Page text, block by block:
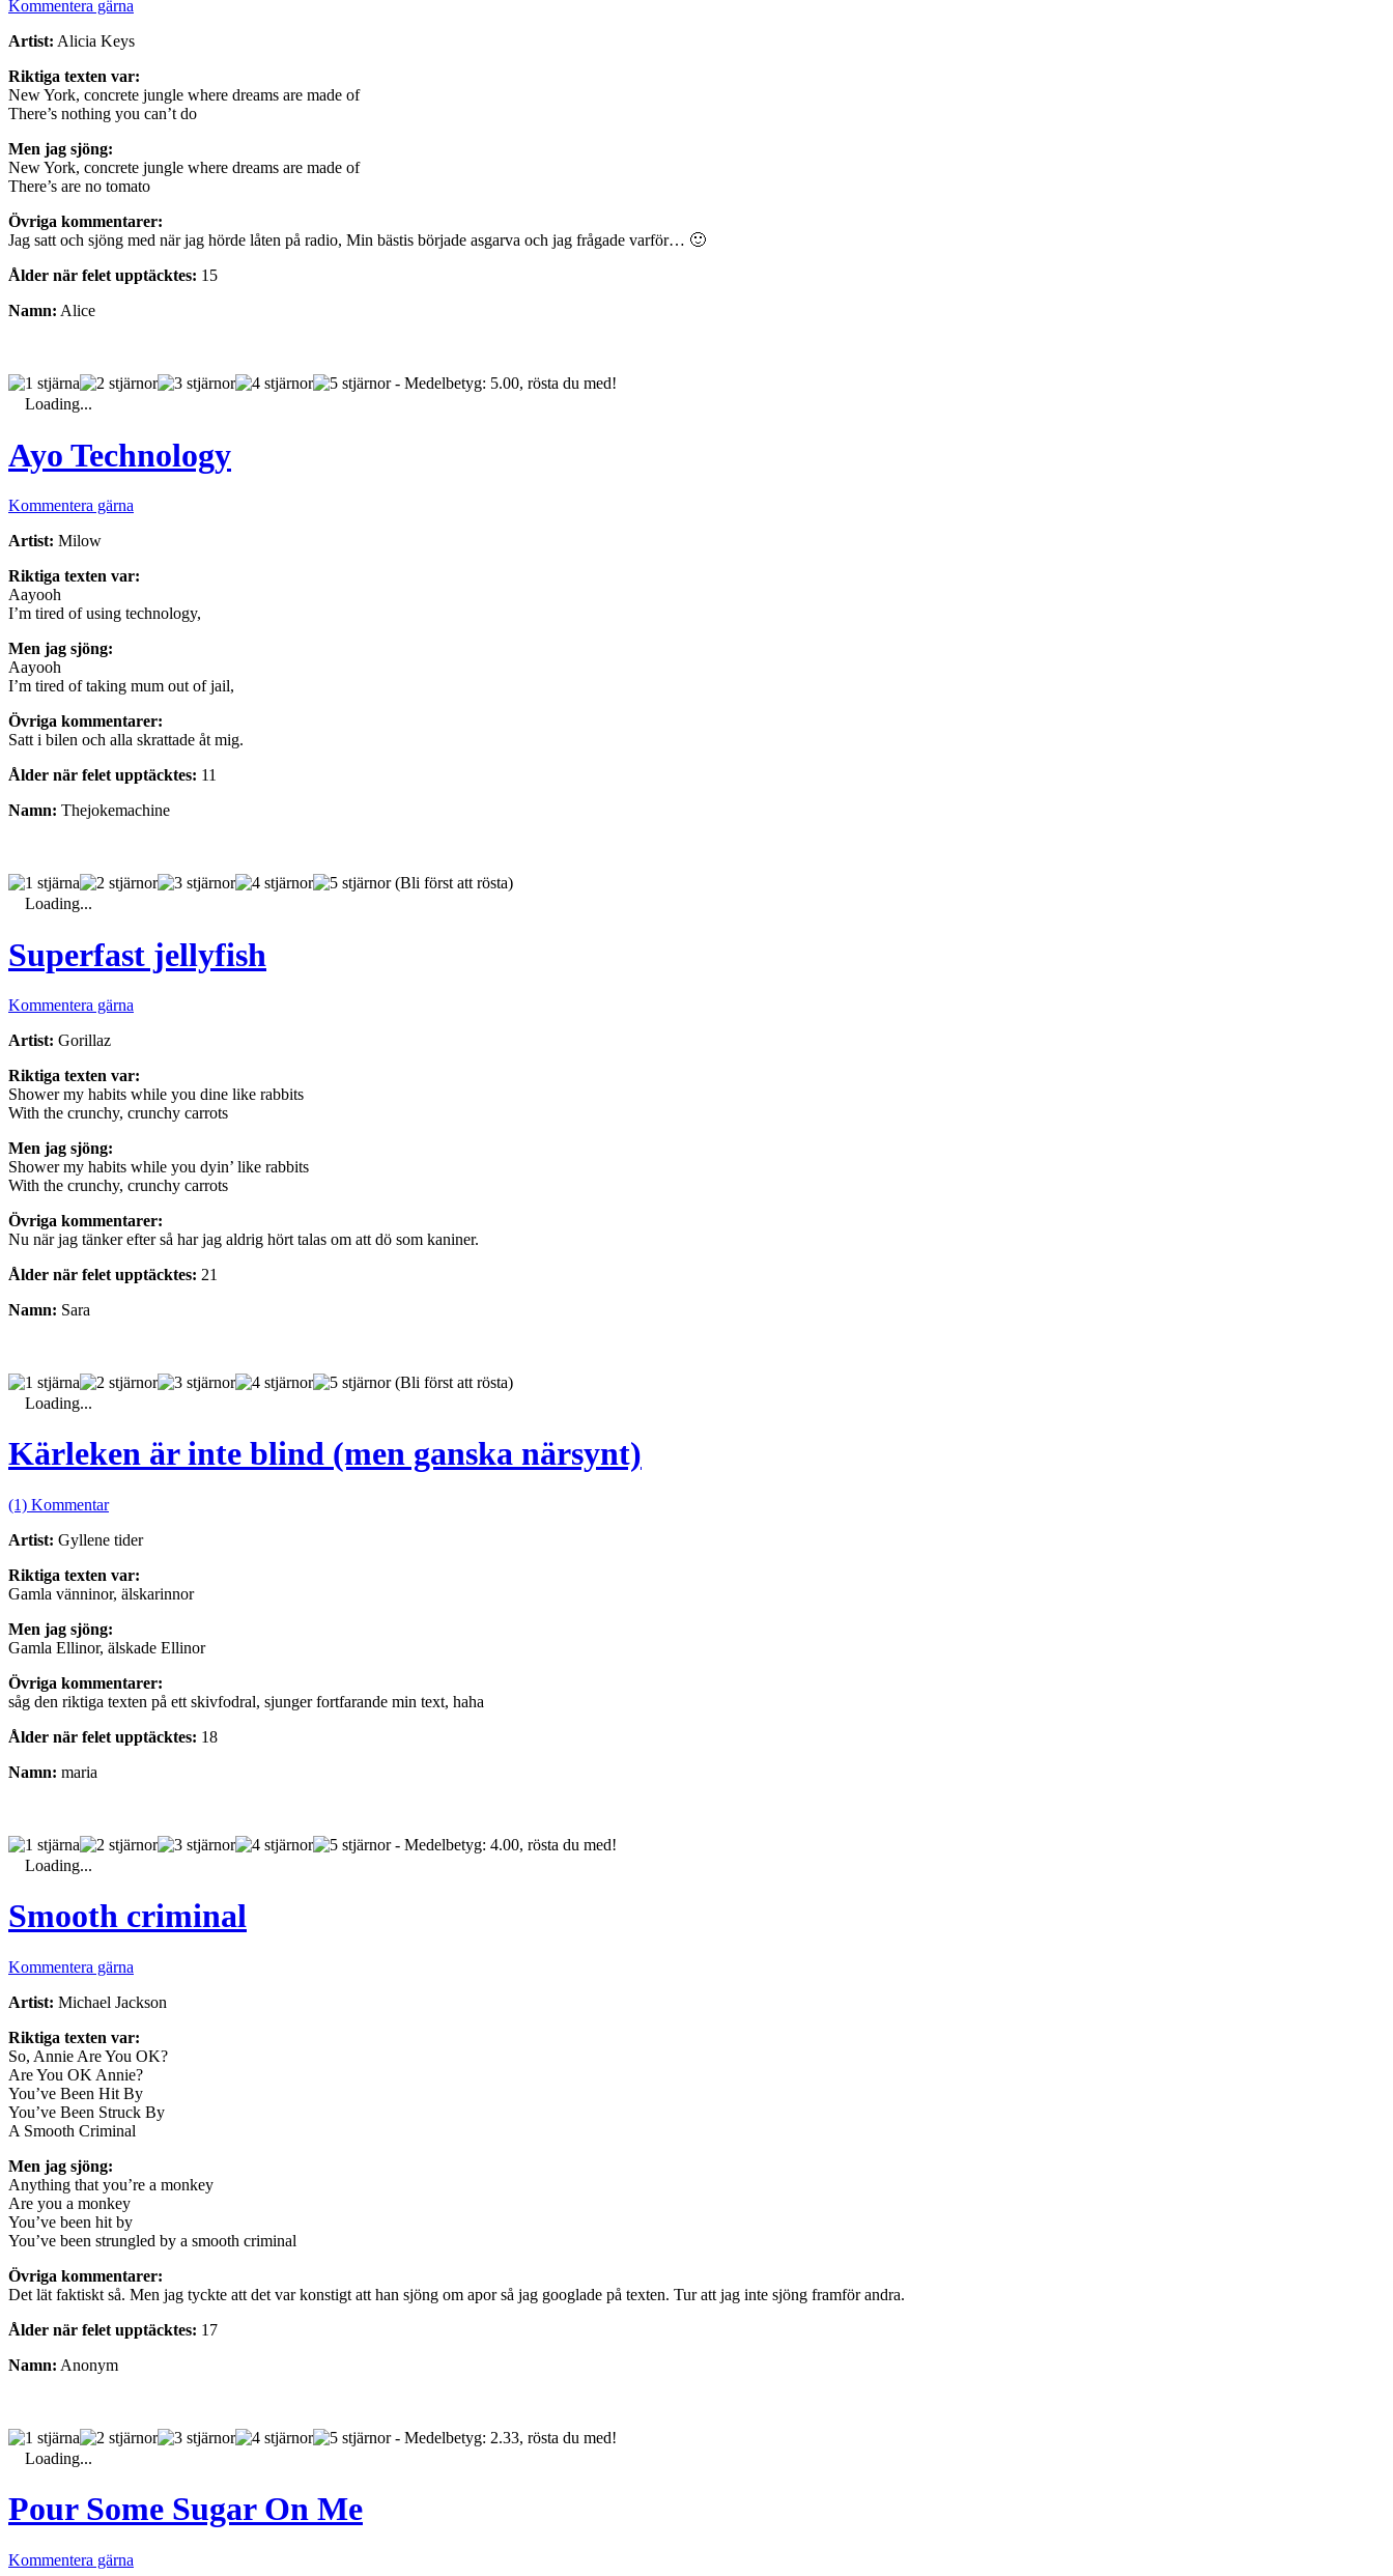
Kommentera gärna
Artist: Alicia Keys
Riktiga texten var:
New York, concrete jungle where dreams are made of
There’s nothing you can’t do
Men jag sjöng:
New York, concrete jungle where dreams are made of
There’s are no tomato
Övriga kommentarer:
Jag satt och sjöng med när jag hörde låten på radio, Min bästis började asgarva och jag frågade varför… 🙂
Ålder när felet upptäcktes: 15
Namn: Alice
- Medelbetyg: 5.00, rösta du med!
Loading...
Ayo Technology
Kommentera gärna
Artist: Milow
Riktiga texten var:
Aayooh
I’m tired of using technology,
Men jag sjöng:
Aayooh
I’m tired of taking mum out of jail,
Övriga kommentarer:
Satt i bilen och alla skrattade åt mig.
Ålder när felet upptäcktes: 11
Namn: Thejokemachine
(Bli först att rösta)
Loading...
Superfast jellyfish
Kommentera gärna
Artist: Gorillaz
Riktiga texten var:
Shower my habits while you dine like rabbits
With the crunchy, crunchy carrots
Men jag sjöng:
Shower my habits while you dyin’ like rabbits
With the crunchy, crunchy carrots
Övriga kommentarer:
Nu när jag tänker efter så har jag aldrig hört talas om att dö som kaniner.
Ålder när felet upptäcktes: 21
Namn: Sara
(Bli först att rösta)
Loading...
Kärleken är inte blind (men ganska närsynt)
(1) Kommentar
Artist: Gyllene tider
Riktiga texten var:
Gamla vänninor, älskarinnor
Men jag sjöng:
Gamla Ellinor, älskade Ellinor
Övriga kommentarer:
såg den riktiga texten på ett skivfodral, sjunger fortfarande min text, haha
Ålder när felet upptäcktes: 18
Namn: maria
- Medelbetyg: 4.00, rösta du med!
Loading...
Smooth criminal
Kommentera gärna
Artist: Michael Jackson
Riktiga texten var:
So, Annie Are You OK?
Are You OK Annie?
You’ve Been Hit By
You’ve Been Struck By
A Smooth Criminal
Men jag sjöng:
Anything that you’re a monkey
Are you a monkey
You’ve been hit by
You’ve been strungled by a smooth criminal
Övriga kommentarer:
Det lät faktiskt så. Men jag tyckte att det var konstigt att han sjöng om apor så jag googlade på texten. Tur att jag inte sjöng framför andra.
Ålder när felet upptäcktes: 17
Namn: Anonym
- Medelbetyg: 2.33, rösta du med!
Loading...
Pour Some Sugar On Me
Kommentera gärna